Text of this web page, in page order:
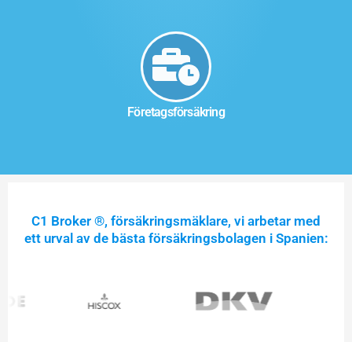
Företagsförsäkring
C1 Broker ®, försäkringsmäklare, vi arbetar med
ett urval av de bästa försäkringsbolagen i Spanien: